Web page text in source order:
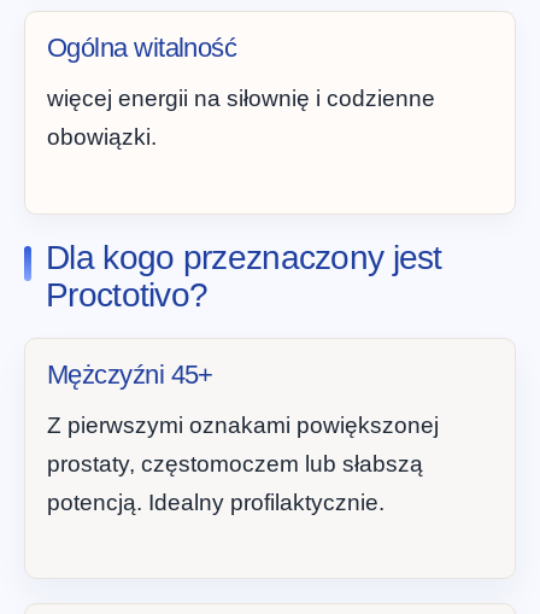
Ogólna witalność
więcej energii na siłownię i codzienne
obowiązki.
Dla kogo przeznaczony jest
Proctotivo?
Mężczyźni 45+
Z pierwszymi oznakami powiększonej
prostaty, częstomoczem lub słabszą
potencją. Idealny profilaktycznie.